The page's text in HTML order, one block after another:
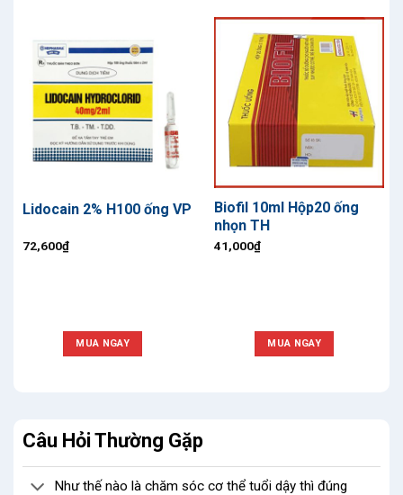
Lidocain 2% H100 ống VP
72,600₫
MUA NGAY
Biofil 10ml Hộp20 ống
nhọn TH
41,000₫
MUA NGAY
Câu Hỏi Thường Gặp
Như thế nào là chăm sóc cơ thể tuổi dậy thì đúng